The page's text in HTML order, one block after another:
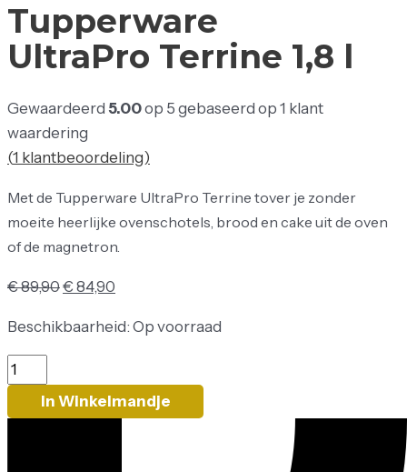
Tupperware
UltraPro Terrine 1,8 l
Gewaardeerd 5.00op 5 gebaseerd op 1 klant
waardering
(1 klantbeoordeling)
Met de Tupperware UltraPro Terrine tover je zonder
moeite heerlijke ovenschotels, brood en cake uit de oven
of de magnetron.
€89,90€ 84,90
Beschikbaarheid: Op voorraad
In Winkelmandje